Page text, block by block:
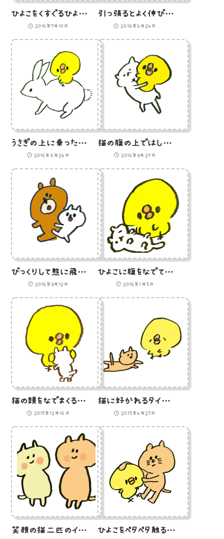
ひよこをくすぐるひよこのイラスト
2016年7月10日
引っ張るとよく伸びるひよこのイラスト
2016年6月24日
うさぎの上に乗ったひよこのイラスト
2016年6月24日
猫の腹の上ではしゃぐひよこのイラスト
2016年3月29日
びっくりして熊に飛びつく猫のイラスト
2016年3月12日
ひよこに腹をなでて欲しがる猫のイラスト
2016年1月5日
猫の頭をなでまくるひよこ（GIFアニメ）のイラスト
2015年12月16日
猫に好かれるタイプのひよこのイラスト
2015年4月27日
笑顔の猫二匹のイラスト ひよこをペタペタ触る猫のイラスト